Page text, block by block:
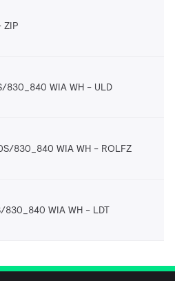
ZIP
830_840 WIA WH ULD
830_840 WIA WH ROLFZ
830_840 WIA WH LDT